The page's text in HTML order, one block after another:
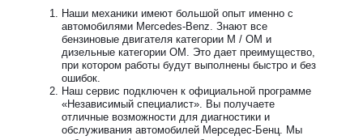
Наши механики имеют большой опыт именно с
автомобилями Mercedes-Benz. Знают все
бензиновые двигателя категории М / ОМ и
дизельные категории ОМ. Это дает преимущество,
при котором работы будут выполнены быстро и без
ошибок.
Наш сервис подключен к официальной программе
«Независимый специалист». Вы получаете
отличные возможности для диагностики и
обслуживания автомобилей Мерседес-Бенц. Мы